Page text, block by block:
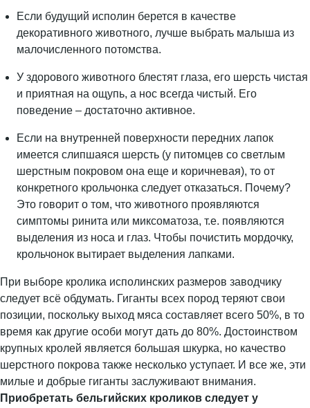
Если будущий исполин берется в качестве
декоративного животного, лучше выбрать малыша из
малочисленного потомства.
У здорового животного блестят глаза, его шерсть чистая
и приятная на ощупь, а нос всегда чистый. Его
поведение – достаточно активное.
Если на внутренней поверхности передних лапок
имеется слипшаяся шерсть (у питомцев со светлым
шерстным покровом она еще и коричневая), то от
конкретного крольчонка следует отказаться. Почему?
Это говорит о том, что животного проявляются
симптомы ринита или миксоматоза, т.е. появляются
выделения из носа и глаз. Чтобы почистить мордочку,
крольчонок вытирает выделения лапками.
При выборе кролика исполинских размеров заводчику
следует всё обдумать. Гиганты всех пород теряют свои
позиции, поскольку выход мяса составляет всего 50%, в то
время как другие особи могут дать до 80%. Достоинством
крупных кролей является большая шкурка, но качество
шерстного покрова также несколько уступает. И все же, эти
милые и добрые гиганты заслуживают внимания.
Приобретать бельгийских кроликов следует у